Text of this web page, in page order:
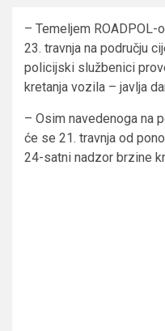
– Temeljem
23. travnja na području
policijski službenici
kretanja vozila – javlja
– Osim navedenoga na
će se 21. travnja od
24-satni nadzor brzine